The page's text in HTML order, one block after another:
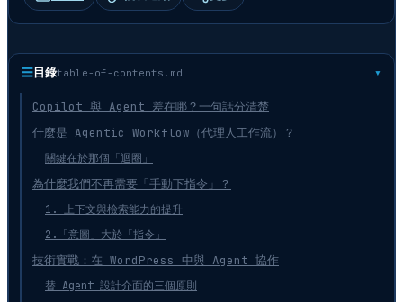
☰目錄table-of-contents.md
Copilot 與 Agent 差在哪？一句話分清楚
什麼是 Agentic Workflow（代理人工作流）？
關鍵在於那個「迴圈」
為什麼我們不再需要「手動下指令」？
1. 上下文與檢索能力的提升
2.「意圖」大於「指令」
技術實戰：在 WordPress 中與 Agent 協作
替 Agent 設計介面的三個原則